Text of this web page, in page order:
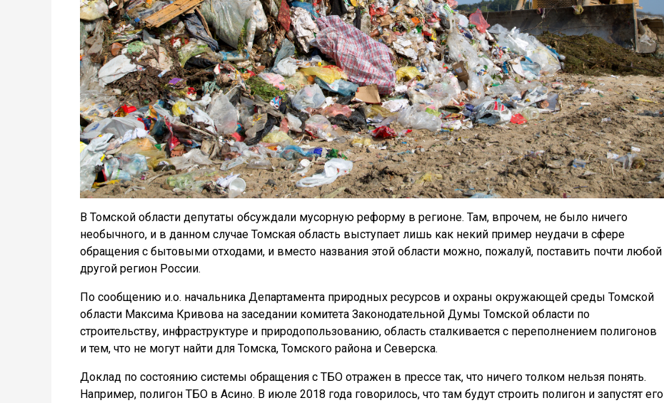
В Томской области депутаты обсуждали мусорную реформу в регионе. Там, впрочем, не было ничего
необычного, и в данном случае Томская область выступает лишь как некий пример неудачи в сфере
обращения с бытовыми отходами, и вместо названия этой области можно, пожалуй, поставить почти любой
другой регион России.
По сообщению и.о. начальника Департамента природных ресурсов и охраны окружающей среды Томской
области Максима Кривова на заседании комитета Законодательной Думы Томской области по
строительству, инфраструктуре и природопользованию, область сталкивается с переполнением полигонов
и тем, что не могут найти для Томска, Томского района и Северска.
Доклад по состоянию системы обращения с ТБО отражен в прессе так, что ничего толком нельзя понять.
Например, полигон ТБО в Асино. В июле 2018 года говорилось, что там будут строить полигон и запустят его